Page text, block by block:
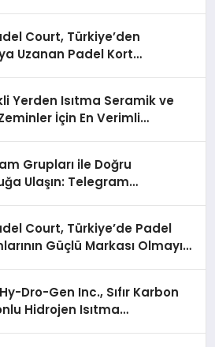
Court, Türkiye’den
Uzanan Padel Kort
Yerden Isıtma Seramik ve
İçin En Verimli
Grupları ile Doğru
Ulaşın: Telegram
Court, Türkiye’de Padel
Güçlü Markası Olmayı
Dro-Gen Inc., Sıfır Karbon
Hidrojen Isıtma